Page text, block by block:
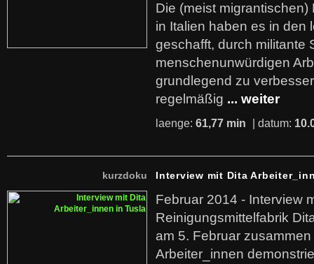
Die (meist
in Italien haben es in den
geschafft, durch militante
menschenunwürdigen
grundlegend zu
regelmäßig ... weiter
laenge: 61,77 min | datum:
kurzdoku Interview mit Dita
Februar 2014 - Interview
Reinigungsmittelfabrik
am 5. Februar
Arbeiter_innen